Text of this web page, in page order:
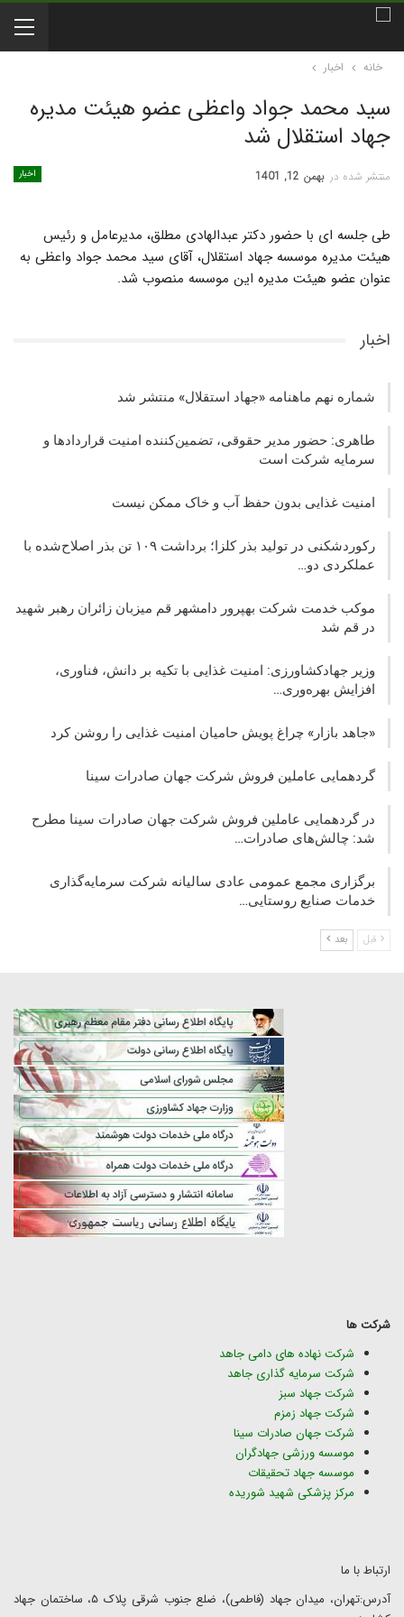
خانه اخبار
سید محمد جواد واعظی عضو هیئت مدیره
جهاد استقلال شد
اخبار منتشر شده در بهمن 12, 1401
طی جلسه ای با حضور دکتر عبدالهادی مطلق، مدیرعامل و رئیس
هیئت مدیره موسسه جهاد استقلال، آقای سید محمد جواد واعظی به
عنوان عضو هیئت مدیره این موسسه منصوب شد.
اخبار
شماره نهم ماهنامه «جهاد استقلال» منتشر شد
طاهری: حضور مدیر حقوقی، تضمین‌کننده امنیت قراردادها و
سرمایه شرکت‌ است
امنیت غذایی بدون حفظ آب و خاک ممکن نیست
رکوردشکنی در تولید بذر کلزا؛ برداشت ۱۰۹ تن بذر اصلاح‌شده با
عملکردی دو…
موکب خدمت شرکت بهپرور دامشهر قم میزبان زائران رهبر شهید
در قم شد
وزیر جهادکشاورزی: امنیت غذایی با تکیه بر دانش، فناوری،
افزایش بهره‌وری…
«جاهد بازار» چراغ پویش حامیان امنیت غذایی را روشن کرد
گردهمایی عاملین فروش شرکت جهان صادرات سینا
در گردهمایی عاملین فروش شرکت جهان صادرات سینا مطرح
شد: چالش‌های صادرات…
برگزاری مجمع عمومی عادی سالیانه شرکت سرمایه‌گذاری
خدمات صنایع روستایی…
قبل بعد
شرکت ها
شرکت نهاده های دامی جاهد
شرکت سرمایه گذاری جاهد
شرکت جهاد سبز
شرکت جهاد زمزم
شرکت جهان صادرات سینا
موسسه ورزشی جهادگران
موسسه جهاد تحقیقات
مرکز پزشکی شهید شوریده
ارتباط با ما
آدرس:تهران، میدان جهاد (فاطمی)، ضلع جنوب شرقی پلاک ۵، ساختمان جهاد